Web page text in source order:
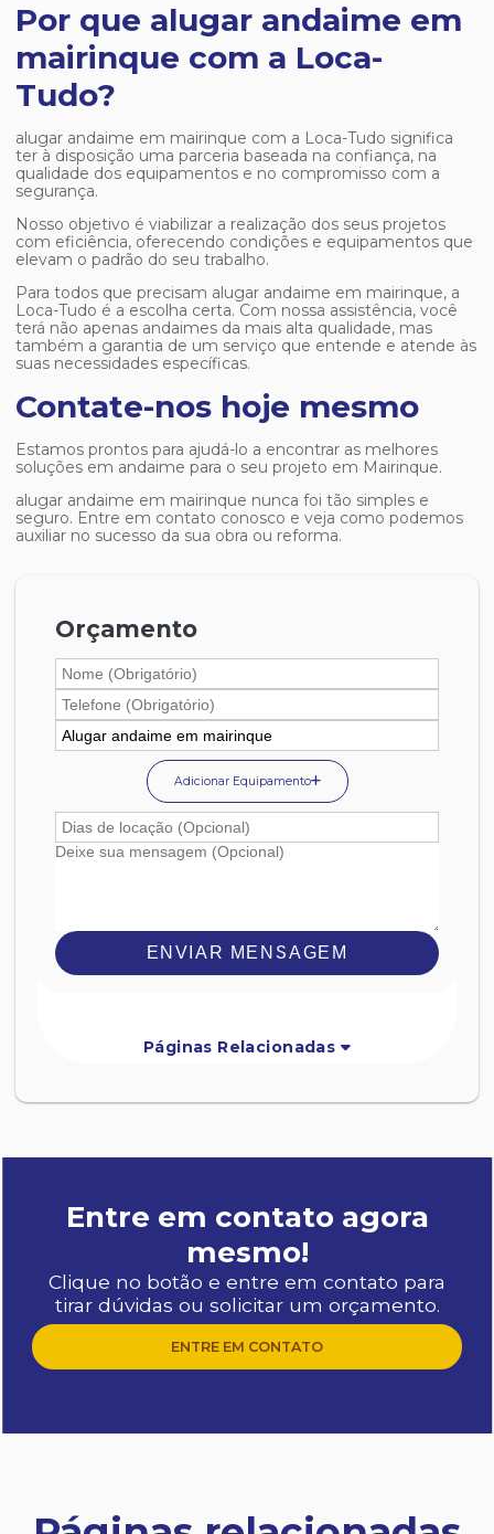
Por que alugar andaime em
mairinque com a Loca-
Tudo?
alugar andaime em mairinque com a Loca-Tudo significa
ter à disposição uma parceria baseada na confiança, na
qualidade dos equipamentos e no compromisso com a
segurança.
Nosso objetivo é viabilizar a realização dos seus projetos
com eficiência, oferecendo condições e equipamentos que
elevam o padrão do seu trabalho.
Para todos que precisam alugar andaime em mairinque, a
Loca-Tudo é a escolha certa. Com nossa assistência, você
terá não apenas andaimes da mais alta qualidade, mas
também a garantia de um serviço que entende e atende às
suas necessidades específicas.
Contate-nos hoje mesmo
Estamos prontos para ajudá-lo a encontrar as melhores
soluções em andaime para o seu projeto em Mairinque.
alugar andaime em mairinque nunca foi tão simples e
seguro. Entre em contato conosco e veja como podemos
auxiliar no sucesso da sua obra ou reforma.
Orçamento
Adicionar Equipamento
ENVIAR MENSAGEM
Páginas Relacionadas
Entre em contato agora
mesmo!
Clique no botão e entre em contato para
tirar dúvidas ou solicitar um orçamento.
ENTRE EM CONTATO